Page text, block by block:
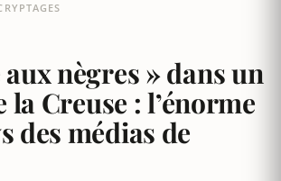
aux nègres » dans un
la Creuse : l’énorme
des médias de